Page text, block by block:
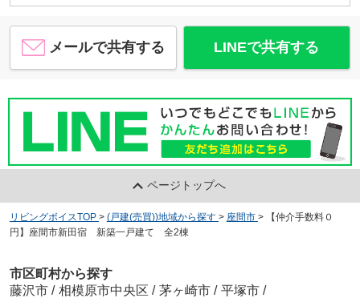
メールで共有する LINEで共有する
ページトップへ
リビングボイスTOP > (戸建(売買))地域から探す > 座間市 >
【仲介手数料０
円】座間市新田宿 新築一戸建て 全2棟
市区町村から探す
藤沢市 / 相模原市中央区 / 茅ヶ崎市 / 平塚市 /